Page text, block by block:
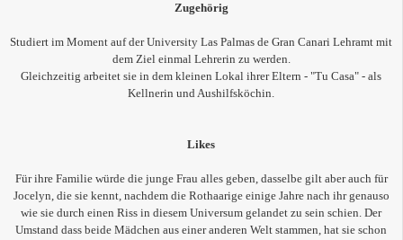
Zugehörig
Studiert im Moment auf der University Las Palmas de Gran Canari Lehramt mit
dem Ziel einmal Lehrerin zu werden.
Gleichzeitig arbeitet sie in dem kleinen Lokal ihrer Eltern - "Tu Casa" - als
Kellnerin und Aushilfsköchin.
Likes
Für ihre Familie würde die junge Frau alles geben, dasselbe gilt aber auch für
Jocelyn, die sie kennt, nachdem die Rothaarige einige Jahre nach ihr genauso
wie sie durch einen Riss in diesem Universum gelandet zu sein schien. Der
Umstand dass beide Mädchen aus einer anderen Welt stammen, hat sie schon